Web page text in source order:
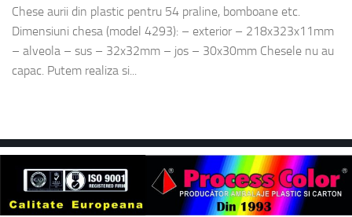
Chese aurii din plastic pentru 54 praline, bomboane etc.
Dimensiuni chesa (model 4293): – exterior – 218x323x11mm
– alveola – sus – 32x32mm – jos – 30x30mm Chesele nu au
capac. Putem realiza si...